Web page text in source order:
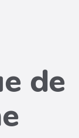
de